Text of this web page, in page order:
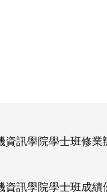
資訊學院學士班修業
資訊學院學士班成績